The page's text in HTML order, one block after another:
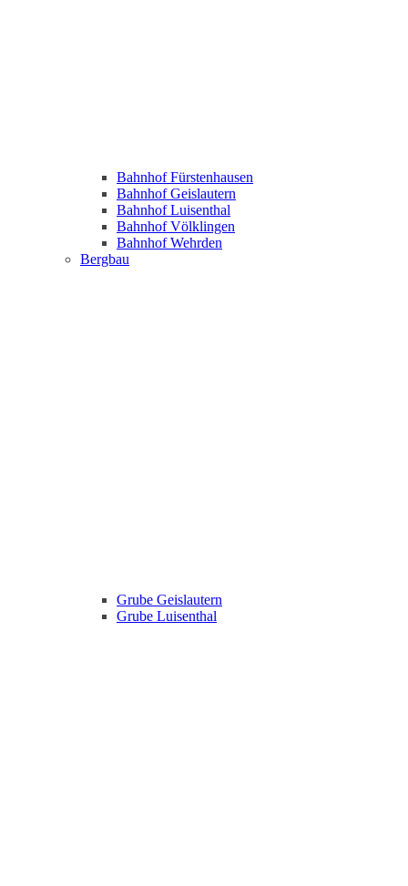
Bahnhof Fürstenhausen
Bahnhof Geislautern
Bahnhof Luisenthal
Bahnhof Völklingen
Bahnhof Wehrden
Bergbau
Grube Geislautern
Grube Luisenthal